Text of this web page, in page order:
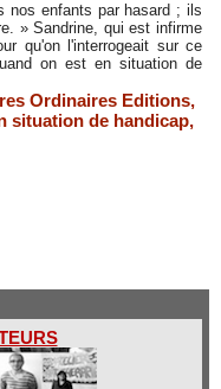
nos enfants par hasard ; ils
» Sandrine, qui est infirme
qu'on l'interrogeait sur ce
on est en situation de
Ordinaires Editions,
situation de handicap,